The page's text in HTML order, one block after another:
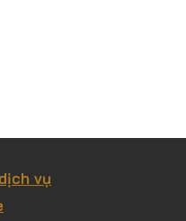
vụ